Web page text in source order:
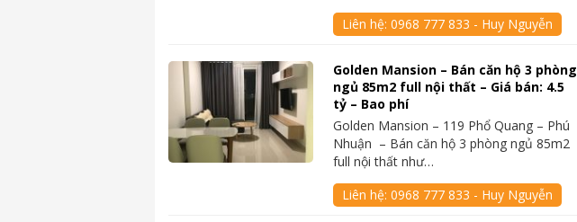
Liên hệ:0968 777 833 - Huy Nguyễn
Golden Mansion – Bán căn hộ 3 phòng
ngủ 85m2 full nội thất – Giá bán: 4.5
tỷ – Bao phí
Golden Mansion – 119 Phổ Quang – Phú
Nhuận – Bán căn hộ 3 phòng ngủ 85m2
full nội thất như…
Liên hệ:0968 777 833 - Huy Nguyễn